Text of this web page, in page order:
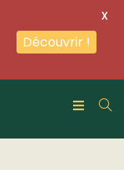
Découvrir !
X